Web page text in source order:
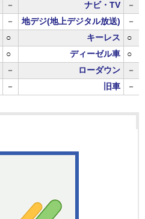
－ ナビ・TV
－
－ 地デジ(地上デジタル放送)
－
○ キーレス
○
○ ディーゼル車
○
－ ローダウン
－
－ 旧車 －